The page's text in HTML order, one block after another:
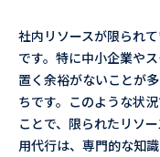
社内リソースが限られ
です。特に中小企業や
置く余裕がないことが
ちです。このような状
ことで、限られたリソ
用代行は、専門的な知